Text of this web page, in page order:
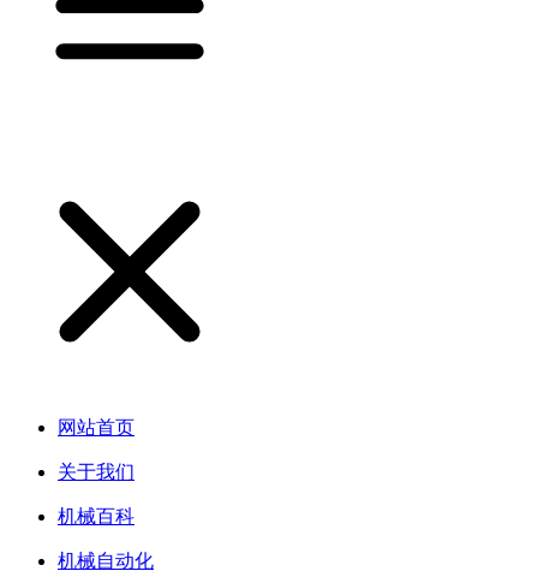
网站首页
关于我们
机械百科
机械自动化